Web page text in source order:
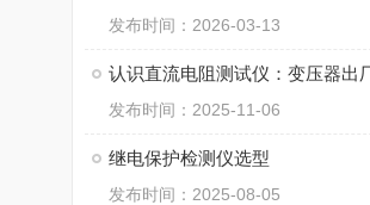
发布时间：2026-03-13
发布时间：2025-11-06
继电保护检测仪选型
发布时间：2025-08-05